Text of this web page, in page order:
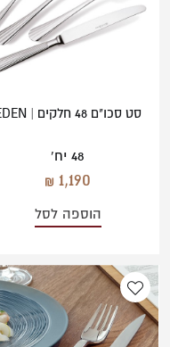
סט סכו"ם 48 חלקים | EDEN
48 יח'
1,190
הוספה לסל